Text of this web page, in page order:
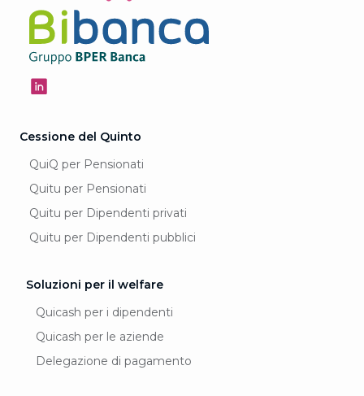
Cessione del Quinto
QuiQ per Pensionati
Quitu per Pensionati
Quitu per Dipendenti privati
Quitu per Dipendenti pubblici
Soluzioni per il welfare
Quicash per i dipendenti
Quicash per le aziende
Delegazione di pagamento